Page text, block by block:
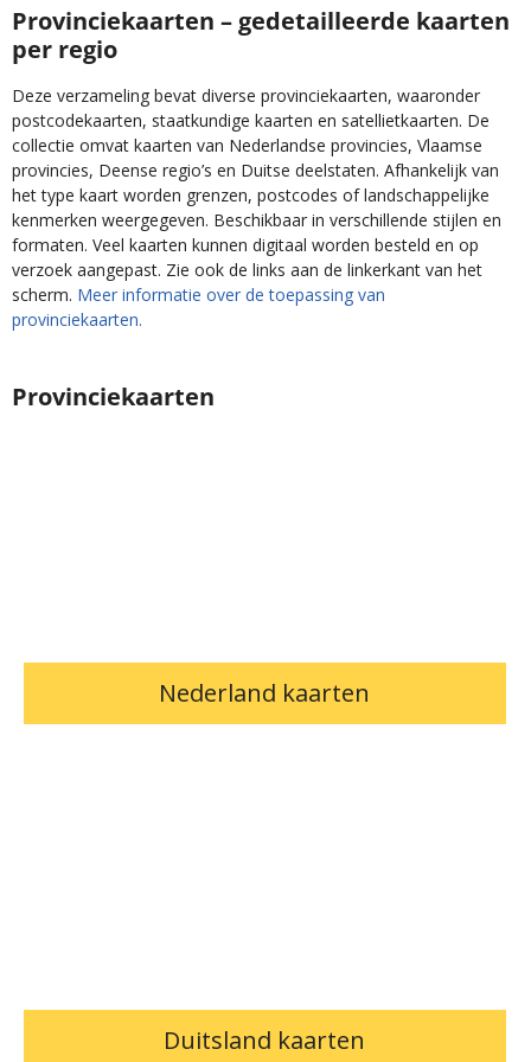
Provinciekaarten – gedetailleerde kaarten
per regio
Deze verzameling bevat diverse provinciekaarten, waaronder
postcodekaarten, staatkundige kaarten en satellietkaarten. De
collectie omvat kaarten van Nederlandse provincies, Vlaamse
provincies, Deense regio’s en Duitse deelstaten. Afhankelijk van
het type kaart worden grenzen, postcodes of landschappelijke
kenmerken weergegeven. Beschikbaar in verschillende stijlen en
formaten. Veel kaarten kunnen digitaal worden besteld en op
verzoek aangepast. Zie ook de links aan de linkerkant van het
scherm. Meer informatie over de toepassing van
provinciekaarten.
Provinciekaarten
Nederland kaarten
Duitsland kaarten